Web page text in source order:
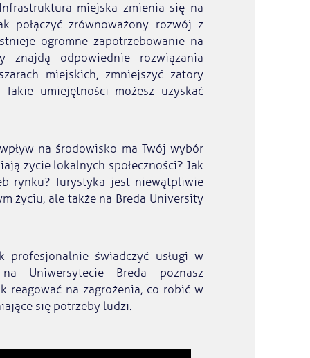
miejska zmienia się na
połączyć zrównoważony rozwój z
ogromne zapotrzebowanie na
znajdą odpowiednie rozwiązania
miejskich, zmniejszyć zatory
umiejętności możesz uzyskać
na środowisko ma Twój wybór
życie lokalnych społeczności? Jak
rynku? Turystyka jest niewątpliwie
życiu, ale także na Breda University
profesjonalnie świadczyć usługi w
Uniwersytecie Breda poznasz
reagować na zagrożenia, co robić w
się potrzeby ludzi.